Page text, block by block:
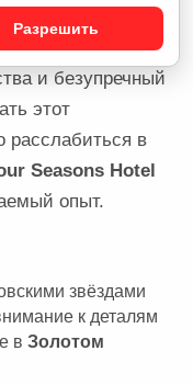
и безупречный
этот
расслабиться в
Seasons Hotel
опыт.
звёздами
к деталям
в Золотом
Разрешить